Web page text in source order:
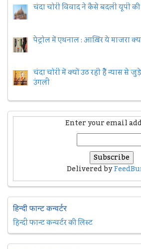
चंदा चोरी विवाद ने कैसे बदली यूपी
पेट्रोल में एथनाल : आख़िर ये माजरा
चंदा चोरी में क्यों उठ रही हैैं न्यास से
उंगली
Enter your email
Delivered by
हिन्दी फान्ट कन्वर्टर
हिन्दी फान्ट कन्वर्टर की लिस्ट